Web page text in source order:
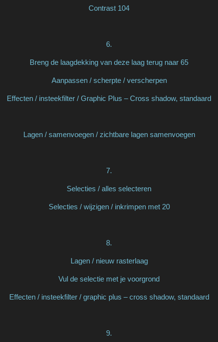
Contrast 104
6.
Breng de laagdekking van deze laag terug naar 65
Aanpassen / scherpte / verscherpen
Effecten / insteekfilter / Graphic Plus – Cross shadow, standaard
Lagen / samenvoegen / zichtbare lagen samenvoegen
7.
Selecties / alles selecteren
Selecties / wijzigen / inkrimpen met 20
8.
Lagen / nieuw rasterlaag
Vul de selectie met je voorgrond
Effecten / insteekfilter / graphic plus – cross shadow, standaard
9.